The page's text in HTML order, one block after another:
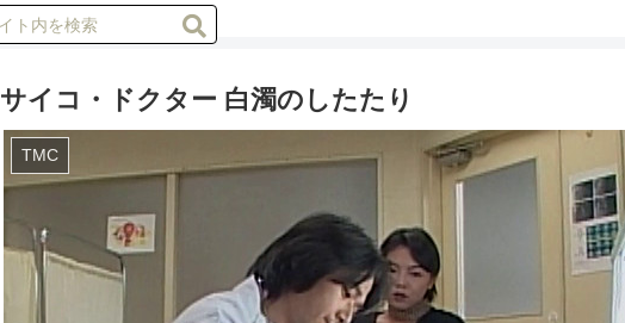
サイコ・ドクター 白濁のしたたり
TMC